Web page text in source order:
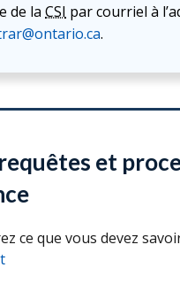
de la CSI par courriel à
.
et
ce que vous devez